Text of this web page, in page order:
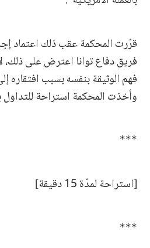
قرّرت المحكمة عقب ذلك اعتماد
فريق دفاع توانا اعترض على ذلك،
فهم الوثيقة بنفسه بسبب افتقاره
وأخذت المحكمة استراحة للتداول
***
[استراحة لمدّة 15 دقيقة]
***